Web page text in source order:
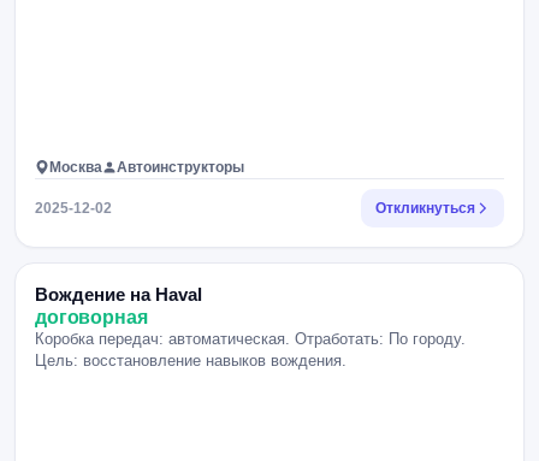
Москва Автоинструкторы
2025-12-02 Откликнуться
Вождение на Haval
договорная
Коробка передач: автоматическая. Отработать: По городу.
Цель: восстановление навыков вождения.